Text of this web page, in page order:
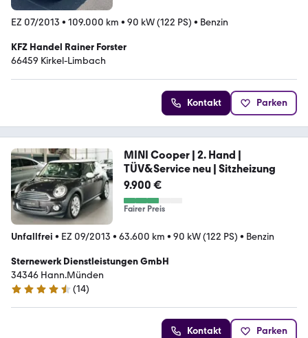
EZ 07/2013 • 109.000 km • 90 kW (122 PS) • Benzin
KFZ Handel Rainer Forster
66459 Kirkel-Limbach
Kontakt Parken
MINI Cooper | 2. Hand |
TÜV&Service neu | Sitzheizung
9.900 €
Fairer Preis
Unfallfrei • EZ 09/2013 • 63.600 km • 90 kW (122 PS) • Benzin
Sternewerk Dienstleistungen GmbH
34346 Hann.Münden
4.5 Sterne
(14)
Kontakt Parken